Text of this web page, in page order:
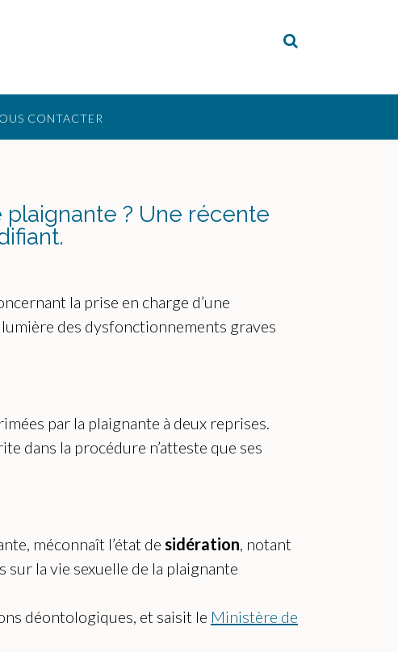
CONTACTER
? Une récente
la prise en charge d’une
des dysfonctionnements graves
par la plaignante à deux reprises.
dans la procédure n’atteste que ses
méconnaît l’état de sidération, notant
sur la vie sexuelle de la plaignante
déontologiques, et saisit le Ministère de